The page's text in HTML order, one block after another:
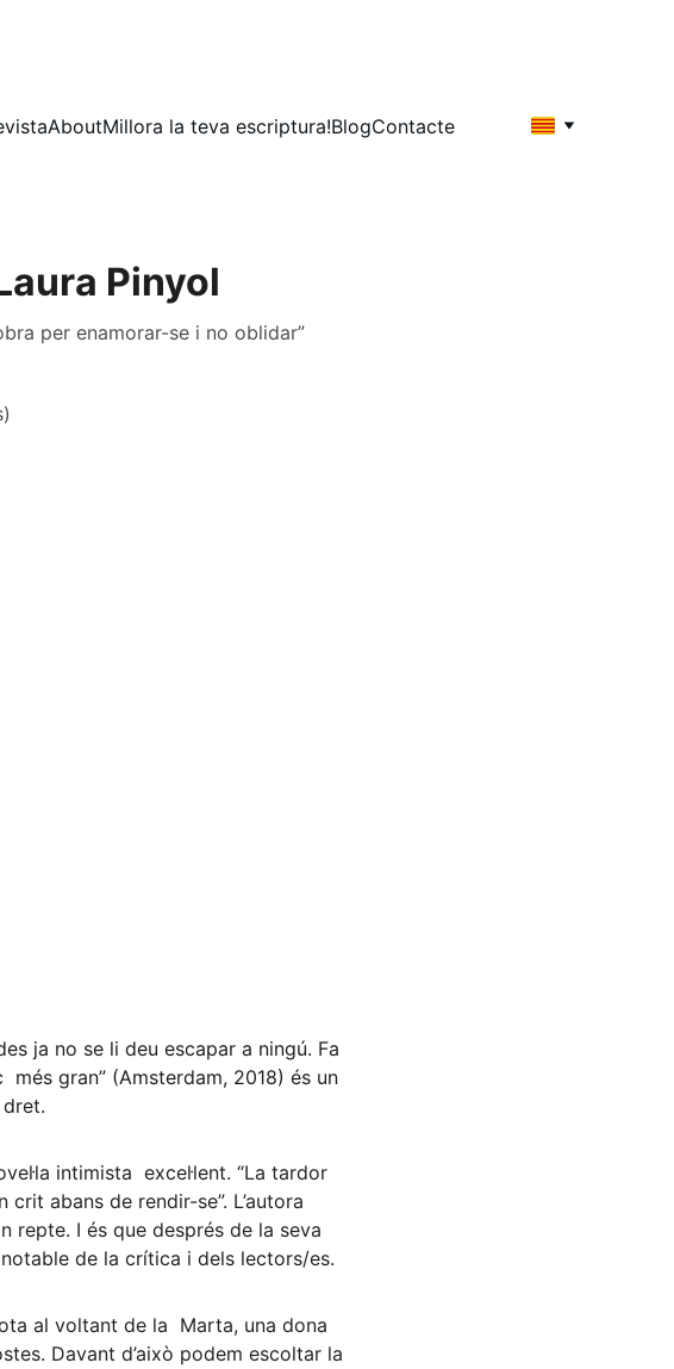
AboutMillora la teva escriptura!BlogContacte
Pinyol
per enamorar-se i no oblidar”
ja no se li deu escapar a ningú. Fa
més gran” (Amsterdam, 2018) és un
intimista  excel·lent. “La tardor
abans de rendir-se”. L’autora
repte. I és que després de la seva
de la crítica i dels lectors/es.
al voltant de la  Marta, una dona
Davant d’això podem escoltar la